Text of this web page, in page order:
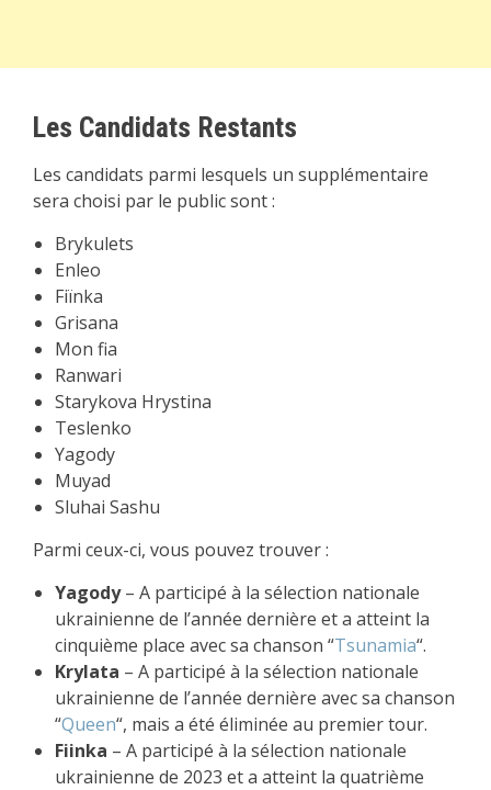
Les Candidats Restants
Les candidats parmi lesquels un supplémentaire
sera choisi par le public sont :
Brykulets
Enleo
Fiïnka
Grisana
Mon fia
Ranwari
Starykova Hrystina
Teslenko
Yagody
Muyad
Sluhai Sashu
Parmi ceux-ci, vous pouvez trouver :
Yagody– A participé à la sélection nationale
ukrainienne de l’année dernière et a atteint la
cinquième place avec sa chanson “Tsunamia“.
Krylata – A participé à la sélection nationale
ukrainienne de l’année dernière avec sa chanson
“Queen“, mais a été éliminée au premier tour.
Fiinka – A participé à la sélection nationale
ukrainienne de 2023 et a atteint la quatrième